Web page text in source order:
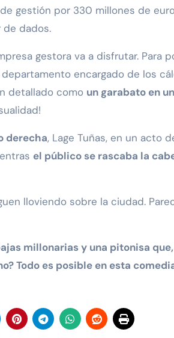
gestión por 330 millones de
de dados.
gestora va a disfrutar. Para
encargado de los
detallado como un garabato en
derecha, Lage Tuñas, en un acto
el público se rascaba la
lloviendo sobre la ciudad.
millonarias y una pitonisa
Todo es posible en esta